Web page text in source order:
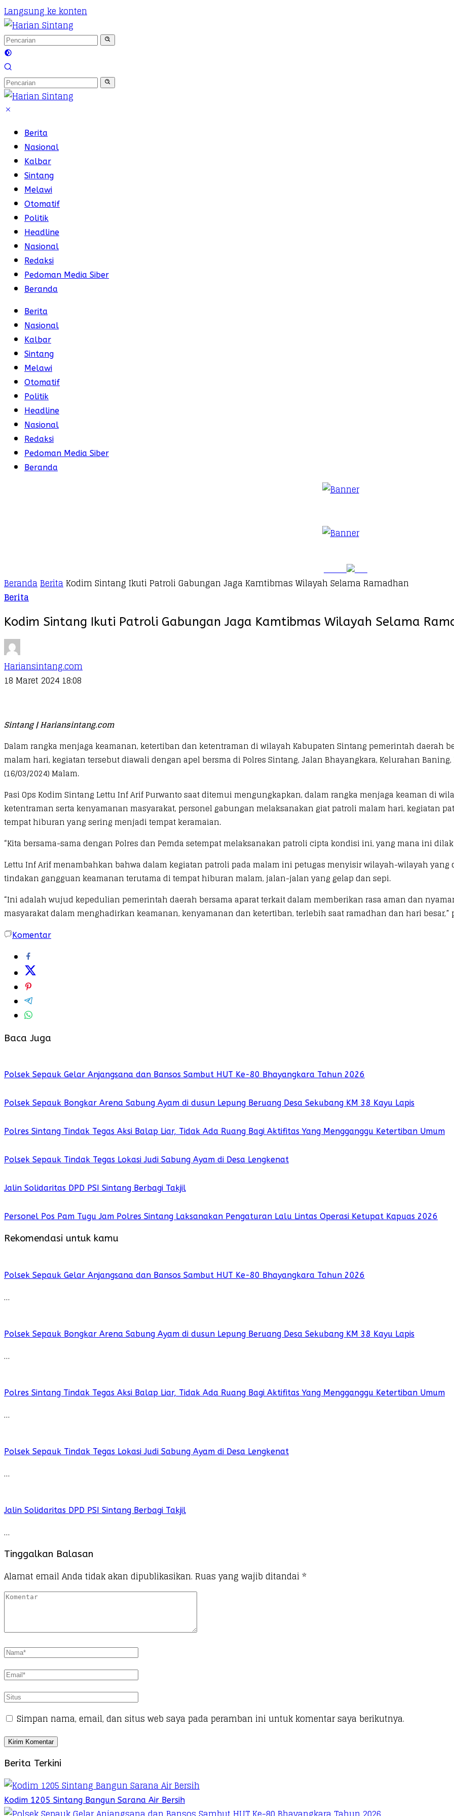
Langsung ke konten
Berita
Nasional
Kalbar
Sintang
Melawi
Otomatif
Politik
Headline
Nasional
Redaksi
Pedoman Media Siber
Beranda
Berita
Nasional
Kalbar
Sintang
Melawi
Otomatif
Politik
Headline
Nasional
Redaksi
Pedoman Media Siber
Beranda
BerandaBeritaKodim Sintang Ikuti Patroli Gabungan Jaga Kamtibmas Wilayah Selama Ramadhan
Berita
Kodim Sintang Ikuti Patroli Gabungan Jaga Kamtibmas Wilayah Selama
Hariansintang.com
18 Maret 2024 18:08
Sintang | Hariansintang.com
Dalam rangka menjaga keamanan, ketertiban dan ketentraman di wilayah Kabupaten Sintang pemerintah daerah
malam hari, kegiatan tersebut diawali dengan apel bersma di Polres Sintang, Jalan Bhayangkara, Kelurahan
(16/03/2024) Malam.
Pasi Ops Kodim Sintang Lettu Inf Arif Purwanto saat ditemui mengungkapkan, dalam rangka menjaga keaman di
ketentraman serta kenyamanan masyarakat, personel gabungan melaksanakan giat patroli malam hari, kegiatan
tempat hiburan yang sering menjadi tempat keramaian.
“Kita bersama-sama dengan Polres dan Pemda setempat melaksanakan patroli cipta kondisi ini, yang mana ini
Lettu Inf Arif menambahkan bahwa dalam kegiatan patroli pada malam ini petugas menyisir wilayah-wilayah
tindakan gangguan keamanan terutama di tempat hiburan malam, jalan-jalan yang gelap dan sepi.
“Ini adalah wujud kepedulian pemerintah daerah bersama aparat terkait dalam memberikan rasa aman dan
masyarakat dalam menghadirkan keamanan, kenyamanan dan ketertiban, terlebih saat ramadhan dan hari besar,”
Komentar
Baca Juga
Polsek Sepauk Gelar Anjangsana dan Bansos Sambut HUT Ke-80 Bhayangkara Tahun 2026
Polsek Sepauk Bongkar Arena Sabung Ayam di dusun Lepung Beruang Desa Sekubang KM 38 Kayu Lapis
Polres Sintang Tindak Tegas Aksi Balap Liar, Tidak Ada Ruang Bagi Aktifitas Yang Mengganggu Ketertiban Umum
Polsek Sepauk Tindak Tegas Lokasi Judi Sabung Ayam di Desa Lengkenat
Jalin Solidaritas DPD PSI Sintang Berbagi Takjil
Personel Pos Pam Tugu Jam Polres Sintang Laksanakan Pengaturan Lalu Lintas Operasi Ketupat Kapuas 2026
Rekomendasi untuk kamu
Polsek Sepauk Gelar Anjangsana dan Bansos Sambut HUT Ke-80 Bhayangkara Tahun 2026
…
Polsek Sepauk Bongkar Arena Sabung Ayam di dusun Lepung Beruang Desa Sekubang KM 38 Kayu Lapis
…
Polres Sintang Tindak Tegas Aksi Balap Liar, Tidak Ada Ruang Bagi Aktifitas Yang Mengganggu Ketertiban Umum
…
Polsek Sepauk Tindak Tegas Lokasi Judi Sabung Ayam di Desa Lengkenat
…
Jalin Solidaritas DPD PSI Sintang Berbagi Takjil
…
Tinggalkan Balasan
Alamat email Anda tidak akan dipublikasikan. Ruas yang wajib ditandai *
Simpan nama, email, dan situs web saya pada peramban ini untuk komentar saya berikutnya.
Berita Terkini
Kodim 1205 Sintang Bangun Sarana Air Bersih